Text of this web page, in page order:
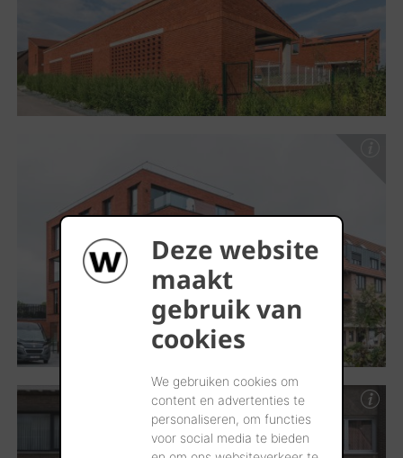
Deze website
maakt
gebruik van
cookies
We gebruiken cookies om
content en advertenties te
personaliseren, om functies
voor social media te bieden